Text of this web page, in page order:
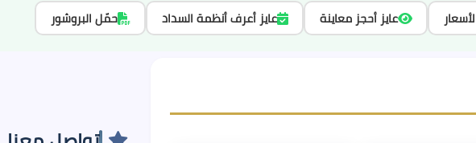
عايز أحجز معاينة عايز أعرف أنظمة السداد حمّل البروشور